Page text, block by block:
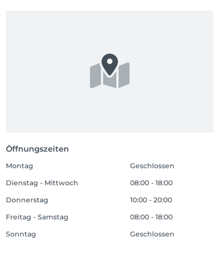
Öffnungszeiten
Montag
Geschlossen
Dienstag - Mittwoch
08:00 - 18:00
Donnerstag
10:00 - 20:00
Freitag - Samstag
08:00 - 18:00
Sonntag
Geschlossen